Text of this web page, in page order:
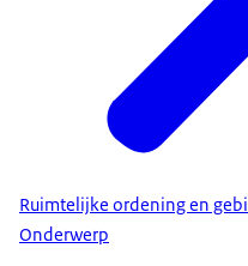
Ruimtelijke ordening en
Onderwerp